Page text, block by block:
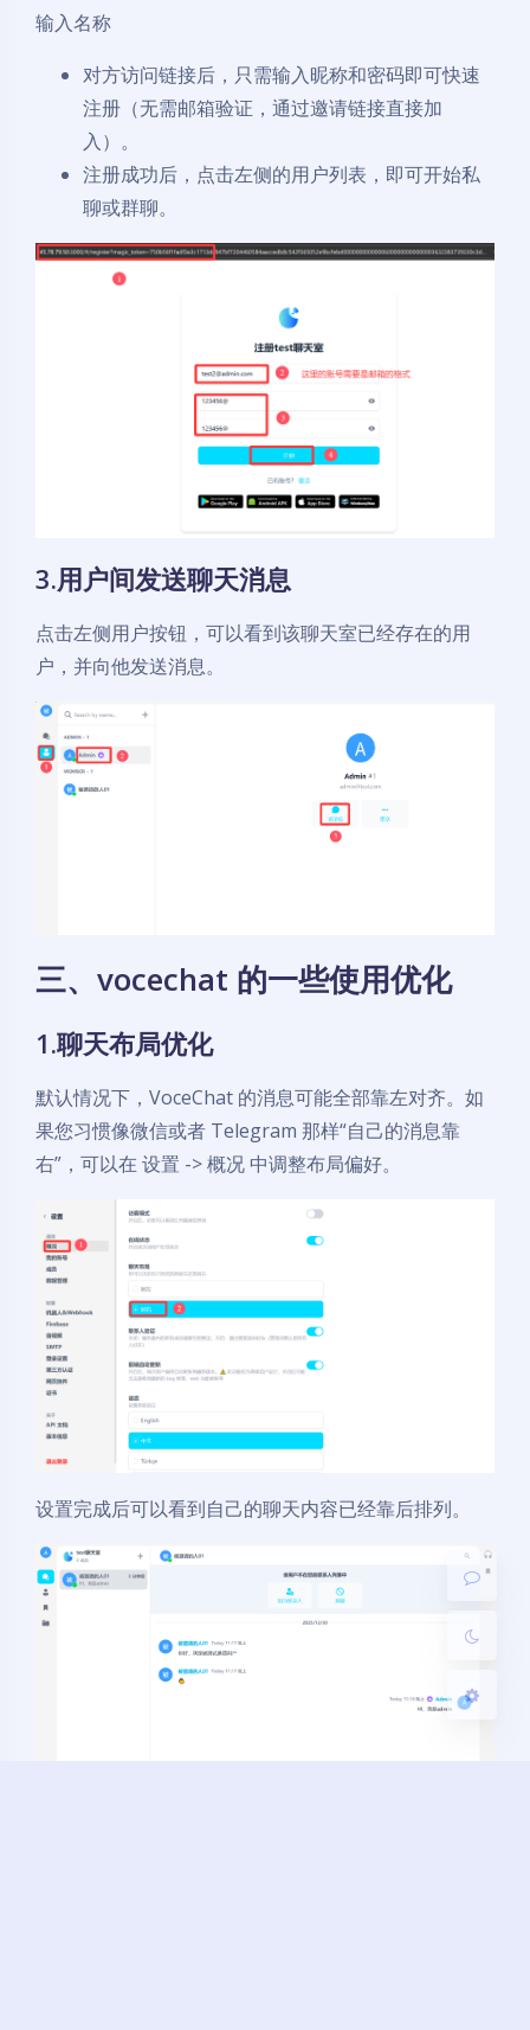
夜间模式
日落
输入名称
对方访问链接后，只需输入昵称和密码即可快速
注册（无需邮箱验证，通过邀请链接直接加
入）。
注册成功后，点击左侧的用户列表，即可开始私
聊或群聊。
3.用户间发送聊天消息
点击左侧用户按钮，可以看到该聊天室已经存在的用
户，并向他发送消息。
三、vocechat 的一些使用优化
1.聊天布局优化
默认情况下，VoceChat 的消息可能全部靠左对齐。如
果您习惯像微信或者 Telegram 那样“自己的消息靠
右”，可以在 设置 -> 概况 中调整布局偏好。
设置完成后可以看到自己的聊天内容已经靠后排列。